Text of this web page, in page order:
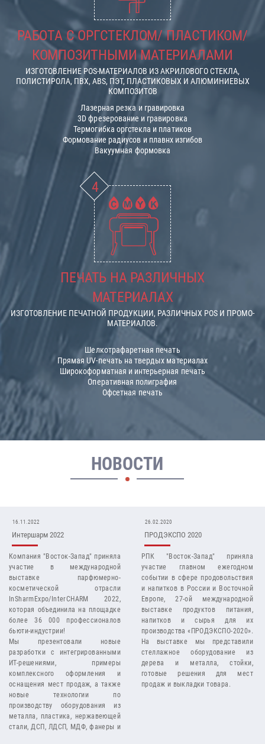
РАБОТА С ОРГСТЕКЛОМ/ ПЛАСТИКОМ/
КОМПОЗИТНЫМИ МАТЕРИАЛАМИ
ИЗГОТОВЛЕНИЕ POS-МАТЕРИАЛОВ ИЗ АКРИЛОВОГО СТЕКЛА,
ПОЛИСТИРОЛА, ПВХ, ABS, ПЭТ, ПЛАСТИКОВЫХ И АЛЮМИНИЕВЫХ
КОМПОЗИТОВ
Лазерная резка и гравировка
3D фрезерование и гравировка
Термогибка оргстекла и платиков
Формование радиусов и плавнх изгибов
Вакуумная формовка
ПЕЧАТЬ НА РАЗЛИЧНЫХ
МАТЕРИАЛАХ
ИЗГОТОВЛЕНИЕ ПЕЧАТНОЙ ПРОДУКЦИИ, РАЗЛИЧНЫХ POS И ПРОМО-
МАТЕРИАЛОВ.
Шелкотрафаретная печать
Прямая UV-печать на твердых материалах
Широкоформатная и интерьерная печать
Оперативная полиграфия
Офсетная печать
НОВОСТИ
16.11.2022
Интершарм 2022
Компания "Восток-Запад" приняла
участие в международной
выставке парфюмерно-
косметической отрасли
InSharmExpo/InterCHARM 2022,
которая объединила на площадке
более 36 000 профессионалов
бьюти-индустрии!
Мы презентовали новые
разработки с интегрированными
ИТ-решениями, примеры
комплексного оформления и
оснащения мест продаж, а также
новые технологии по
производству оборудования из
металла, пластика, нержавеющей
стали, ДСП, ЛДСП, МДФ, фанеры и
26.02.2020
ПРОДЭКСПО 2020
РПК "Восток-Запад" приняла
участие главном ежегодном
событии в сфере продовольствия
и напитков в России и Восточной
Европе, 27-ой международной
выставке продуктов питания,
напитков и сырья для их
производства «ПРОДЭКСПО-2020».
На выставке мы представили
стеллажное оборудование из
дерева и металла, стойки,
готовые решения для мест
продаж и выкладки товара.